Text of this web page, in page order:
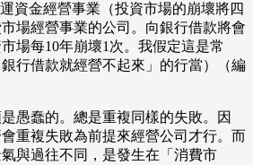
資金經營事業（投資市場的崩壞將四
場經營事業的公司。向銀行借款將會
場每10年崩壞1次。我假定這是常
行借款就經營不起來」的行當）（編
愚蠢的。總是重複同樣的失敗。因
重複失敗為前提來經營公司才行。而
與過往不同，是發生在「消費市